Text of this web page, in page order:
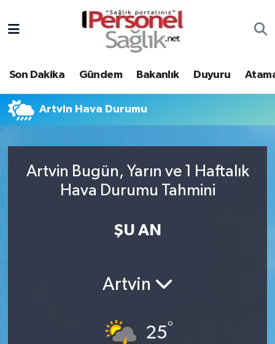
Son Dakika Gündem Bakanlık Duyuru
Artvin Hava Durumu
Artvin Bugün, Yarın ve 1 Haftalık
Hava Durumu Tahmini
ŞU AN
Artvin
25°
Gündem
Bakanlık
Atamalar
Nöbetçi Eczaneler
Hava Durumu
Trafik Durumu
Tüm Manşetler